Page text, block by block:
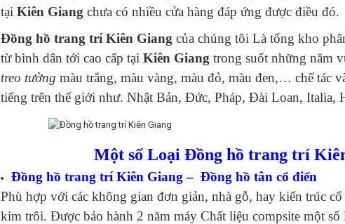
tại Kiên Giang chưa có nhiều cửa hàng đáp ứng được điều đó.
Đồng hồ trang trí Kiên Giang của chúng tôi Là tổng kho
từ bình dân tới cao cấp tại Kiên Giang trong suốt những năm
treo tường màu trắng, màu vàng, màu đỏ, màu đen,… chế tác
tiếng trên thế giới như. Nhật Bản, Đức, Pháp, Đài Loan,
Một số Loại Đồng hồ trang trí
Đồng hồ trang trí Kiên Giang – Đồng hồ tân cổ điển
Phù hợp với các không gian đơn giản, nhà gỗ, hay kiến trúc
kim trôi. Được bảo hành 2 năm máy Chất liệu compsite một